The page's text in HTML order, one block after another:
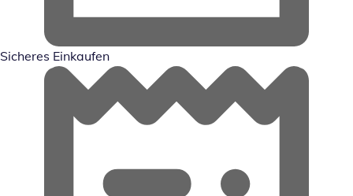
Sicheres Einkaufen